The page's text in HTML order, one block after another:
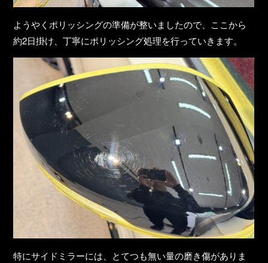
ようやくポリッシングの準備が整いましたので、ここから
約2日掛け、丁寧にポリッシング処理を行っていきます。
特にサイドミラーには、とてつも無い量の磨き傷がありま